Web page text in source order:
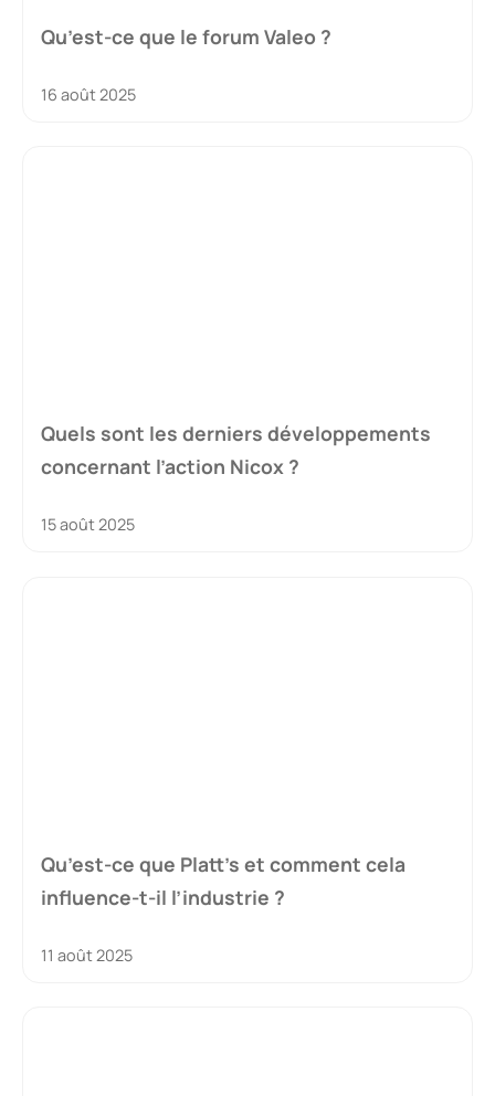
Qu’est-ce que le forum Valeo ?
16 août 2025
Quels sont les derniers développements
concernant l’action Nicox ?
15 août 2025
Qu’est-ce que Platt’s et comment cela
influence-t-il l’industrie ?
11 août 2025